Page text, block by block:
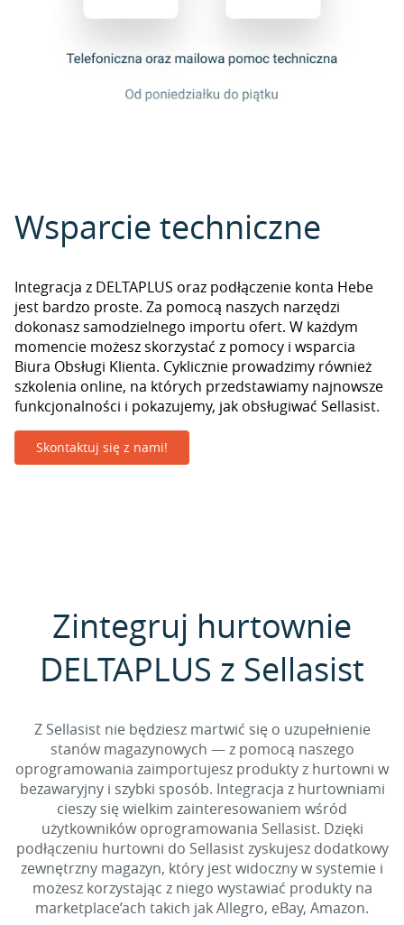
Wsparcie techniczne
Integracja z DELTAPLUS oraz podłączenie konta Hebe
jest bardzo proste. Za pomocą naszych narzędzi
dokonasz samodzielnego importu ofert. W każdym
momencie możesz skorzystać z pomocy i wsparcia
Biura Obsługi Klienta. Cyklicznie prowadzimy również
szkolenia online, na których przedstawiamy najnowsze
funkcjonalności i pokazujemy, jak obsługiwać Sellasist.
Skontaktuj się z nami!
Zintegruj hurtownie
DELTAPLUS z Sellasist
Z Sellasist nie będziesz martwić się o uzupełnienie
stanów magazynowych — z pomocą naszego
oprogramowania zaimportujesz produkty z hurtowni w
bezawaryjny i szybki sposób. Integracja z hurtowniami
cieszy się wielkim zainteresowaniem wśród
użytkowników oprogramowania Sellasist. Dzięki
podłączeniu hurtowni do Sellasist zyskujesz dodatkowy
zewnętrzny magazyn, który jest widoczny w systemie i
możesz korzystając z niego wystawiać produkty na
marketplace’ach takich jak Allegro, eBay, Amazon.